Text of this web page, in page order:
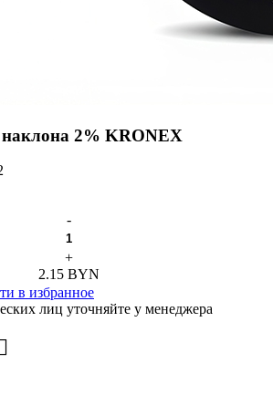
2% KRONEX
-
+
2.15 BYN
в избранное
лиц уточняйте у менеджера